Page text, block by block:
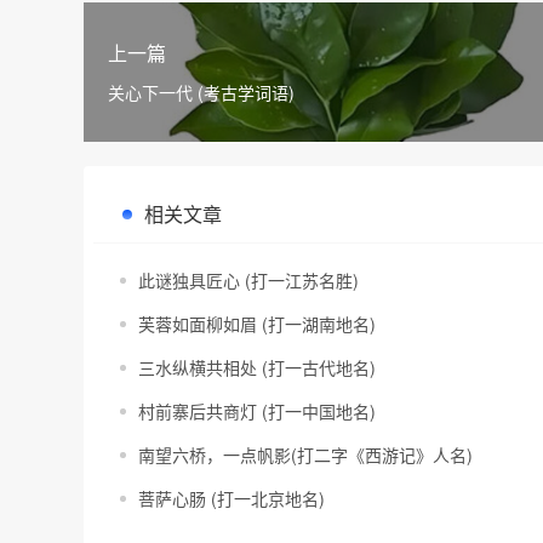
上一篇
关心下一代 (考古学词语)
相关文章
此谜独具匠心 (打一江苏名胜)
芙蓉如面柳如眉 (打一湖南地名)
三水纵横共相处 (打一古代地名)
村前寨后共商灯 (打一中国地名)
南望六桥，一点帆影(打二字《西游记》人名)
菩萨心肠 (打一北京地名)